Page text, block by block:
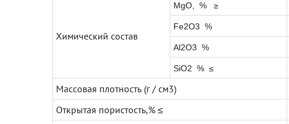
Химический состав
MgO, % ≥
Fe2O3 %
Al2O3 %
SiO2 % ≤
Массовая плотность (г / см3)
Открытая пористость,% ≤